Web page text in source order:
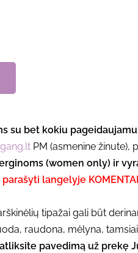
su bet kokiu
PM (asmenine žinute),
(women only) ir
langelyje
tipažai gali būt
raudona, mėlyna,
pavedimą už prekę